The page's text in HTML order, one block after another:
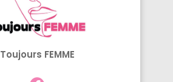
Toujours FEMME